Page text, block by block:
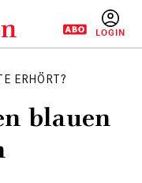
ERHÖRT?
blauen